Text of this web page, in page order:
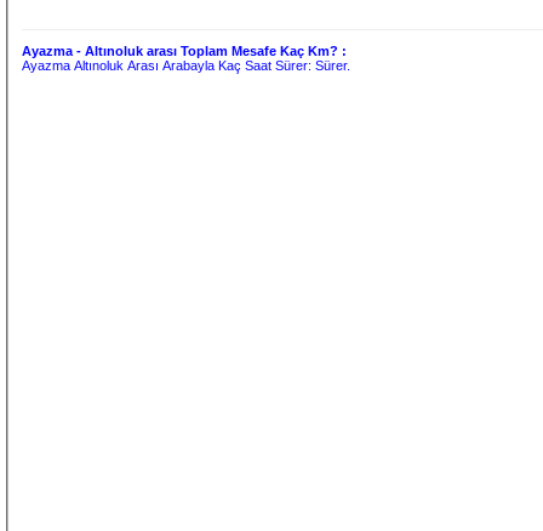
Ayazma - Altınoluk arası Toplam Mesafe Kaç Km? :
Ayazma Altınoluk Arası Arabayla Kaç Saat Sürer:Sürer.